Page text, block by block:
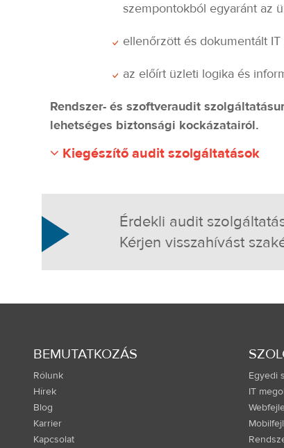
szempontokból egyaránt az
ellenőrzött és dokumentált
az előírt üzleti logika és
Rendszer- és szoftveraudit
lehetséges biztonsági kockázatairól.
Kiegészítő audit szolgáltatások
Érdekli audit
Kérjen visszahívást
BEMUTATKOZÁS
Rólunk
Hírek
Blog
Karrier
Kapcsolat
Egyedi
IT